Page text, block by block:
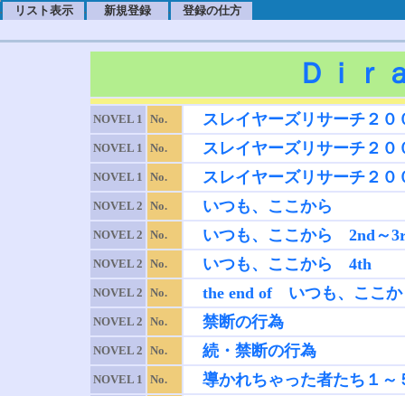
. リスト表示 . 新規登録 . 登録の仕方
Ｄｉｒ
NOVEL 1 No. スレイヤーズリサーチ２
NOVEL 1 No. スレイヤーズリサーチ２
NOVEL 1 No. スレイヤーズリサーチ２
NOVEL 2 No. いつも、ここから
NOVEL 2 No. いつも、ここから 2nd～
NOVEL 2 No. いつも、ここから 4th
NOVEL 2 No. the end of いつも、ここか
NOVEL 2 No. 禁断の行為
NOVEL 2 No. 続・禁断の行為
NOVEL 1 No. 導かれちゃった者たち１～